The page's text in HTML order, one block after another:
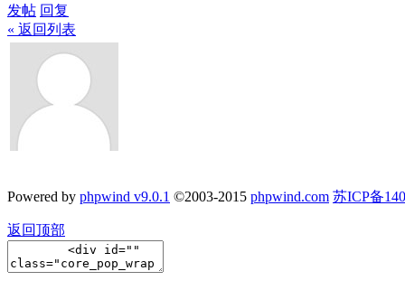
发帖 回复
« 返回列表
Powered by phpwind v9.0.1 ©2003-2015 phpwind.com 苏ICP备
返回顶部